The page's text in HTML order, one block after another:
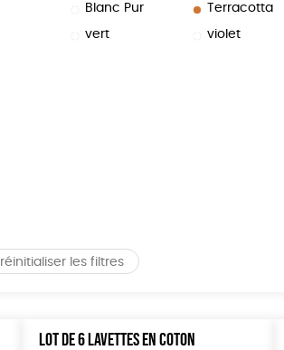
Blanc Pur Terracotta
vert violet
réinitialiser les filtres
LOT DE 6 LAVETTES EN COTON